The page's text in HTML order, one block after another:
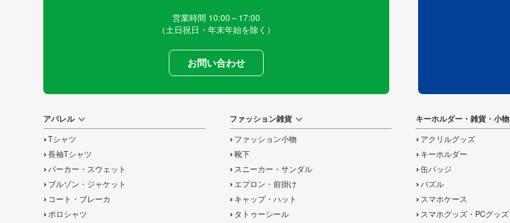
営業時間 10:00～17:00
（土日祝日・年末年始を除く）
お問い合わせ
アパレル
Tシャツ
長袖Tシャツ
パーカー・スウェット
ブルゾン・ジャケット
コート・ブレーカ
ポロシャツ
ファッション雑貨
ファッション小物
靴下
スニーカー・サンダル
エプロン・前掛け
キャップ・ハット
タトゥーシール
キーホルダー・雑貨・小物
アクリルグッズ
キーホルダー
缶バッジ
パズル
スマホケース
スマホグッズ・PCグッズ